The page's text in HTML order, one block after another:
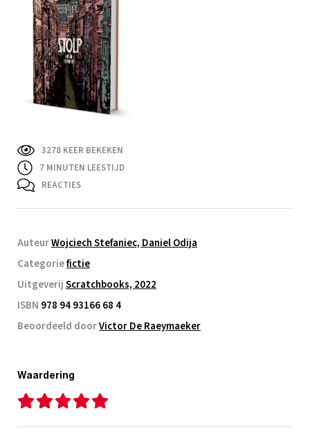
3278 KEER BEKEKEN
7 MINUTEN LEESTIJD
REACTIES
AuteurWojciech Stefaniec, Daniel Odija
Categoriefictie
UitgeverijScratchbooks, 2022
ISBN 978 94 93166 68 4
Beoordeeld doorVictor De Raeymaeker
Waardering